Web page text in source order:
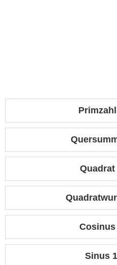
Quadrat
Cosinus
Sinus